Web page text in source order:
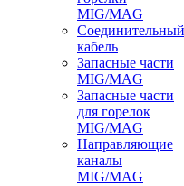
MIG/MAG
Соединительный
кабель
Запасные части
MIG/MAG
Запасные части
для горелок
MIG/MAG
Направляющие
каналы
MIG/MAG